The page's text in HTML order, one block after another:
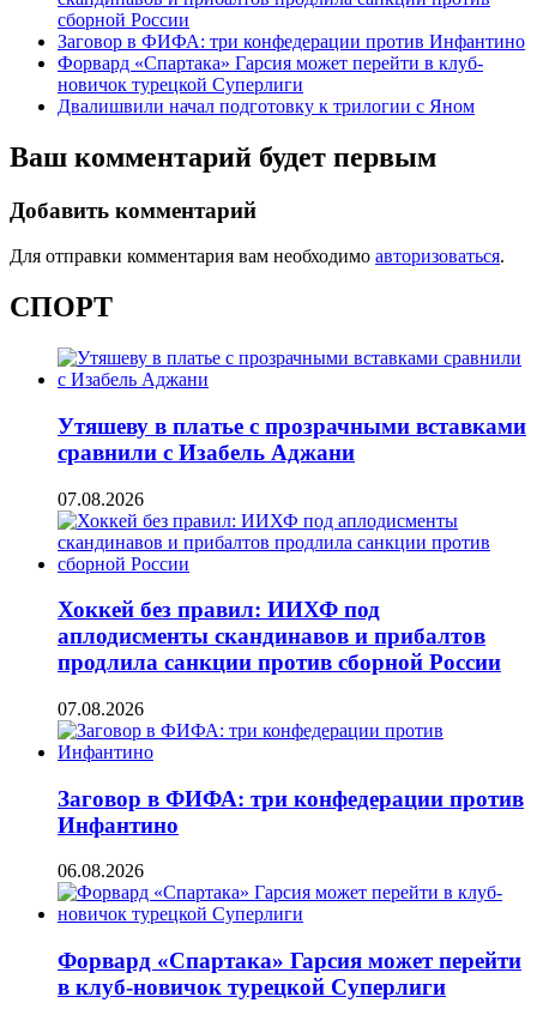
сборной России
Заговор в ФИФА: три конфедерации против Инфантино
Форвард «Спартака» Гарсия может перейти в клуб-
новичок турецкой Суперлиги
Двалишвили начал подготовку к трилогии с Яном
Ваш комментарий будет первым
Добавить комментарий
Для отправки комментария вам необходимо авторизоваться.
СПОРТ
Утяшеву в платье с прозрачными вставками
сравнили с Изабель Аджани
07.08.2026
Хоккей без правил: ИИХФ под
аплодисменты скандинавов и прибалтов
продлила санкции против сборной России
07.08.2026
Заговор в ФИФА: три конфедерации против
Инфантино
06.08.2026
Форвард «Спартака» Гарсия может перейти
в клуб-новичок турецкой Суперлиги